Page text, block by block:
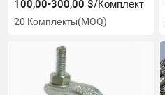
100,00-300,00 $/Комплект
20 Комплекты(MOQ)